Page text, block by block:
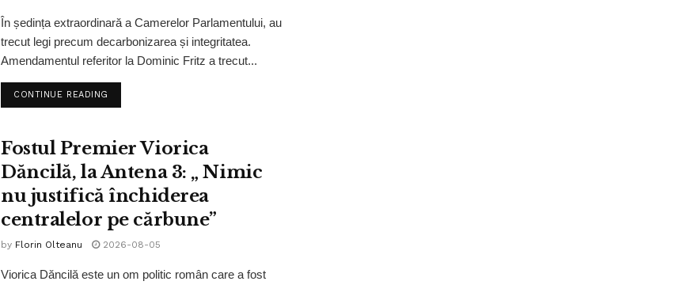
În ședința extraordinară a Camerelor Parlamentului, au
trecut legi precum decarbonizarea și integritatea.
Amendamentul referitor la Dominic Fritz a trecut...
CONTINUE READING
Fostul Premier Viorica
Dăncilă, la Antena 3: „ Nimic
nu justifică închiderea
centralelor pe cărbune”
by Florin Olteanu 2026-08-05
Viorica Dăncilă este un om politic român care a fost